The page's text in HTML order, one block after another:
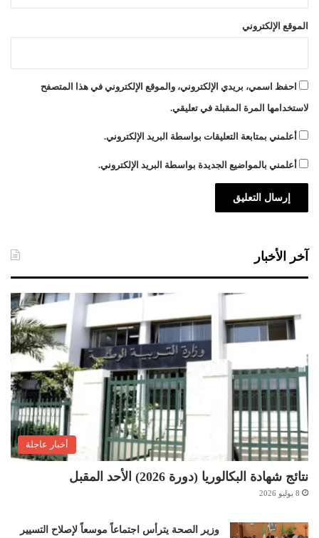
الموقع الإلكتروني
احفظ اسمي، بريدي الإلكتروني، والموقع الإلكتروني في هذا المتصفح
لاستخدامها المرة المقبلة في تعليقي.
أعلمني بمتابعة التعليقات بواسطة البريد الإلكتروني.
أعلمني بالمواضيع الجديدة بواسطة البريد الإلكتروني.
آخر الأخبار
أخبار عاجلة
نتائج شهادة البكالوريا (دورة 2026) الأحد المقبل
8 يوليو 2026
وزير الصحة يترأس اجتماعاً موسعاً لإصلاح التسيير